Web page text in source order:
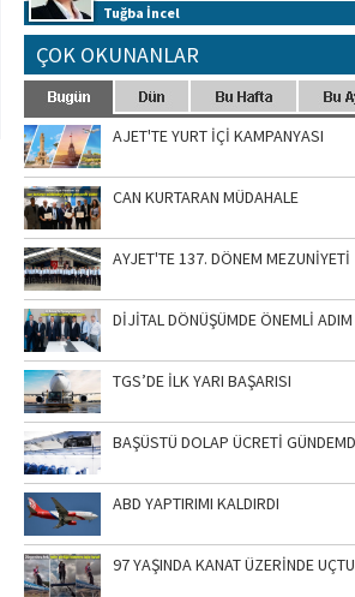
Tuğba İncel
ÇOK OKUNANLAR
AJET'TE YURT İÇİ KAMPANYASI
CAN KURTARAN MÜDAHALE
AYJET'TE 137. DÖNEM MEZUNİYETİ
DİJİTAL DÖNÜŞÜMDE ÖNEMLİ ADIM
TGS’DE İLK YARI BAŞARISI
BAŞÜSTÜ DOLAP ÜCRETİ
ABD YAPTIRIMI KALDIRDI
97 YAŞINDA KANAT ÜZERİNDE UÇTU